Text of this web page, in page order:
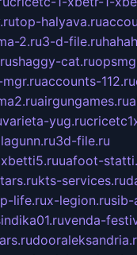
top-halyava.ru
2.ru3-d-file.ru
shaggy-cat.ru
accounts-112.ru
airgungames.ru
varieta-yug.ru
3d-file.ru
uafoot-
kts-services.ru
life.rux-legion.rusib-
venda-